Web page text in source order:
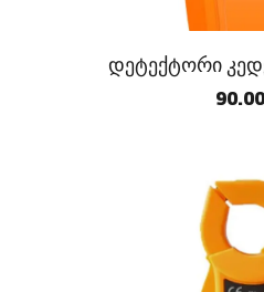
დეტექტორი
90.00